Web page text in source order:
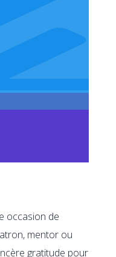
occasion de
mentor ou
gratitude pour